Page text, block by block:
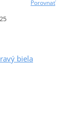
Porovnať
biela